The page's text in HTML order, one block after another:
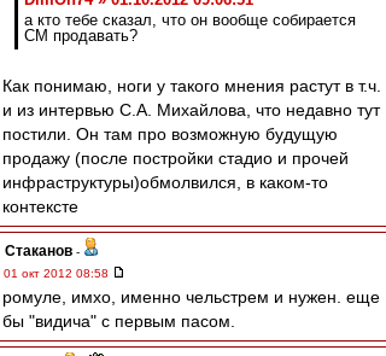
а кто тебе сказал, что он вообще собирается
СМ продавать?
Как понимаю, ноги у такого мнения растут в т.ч.
и из интервью С.А. Михайлова, что недавно тут
постили. Он там про возможную будущую
продажу (после постройки стадио и прочей
инфраструктуры)обмолвился, в каком-то
контексте
Cтаканов -
01 окт 2012 08:58
ромуле, имхо, именно чельстрем и нужен. еще
бы "видича" с первым пасом.